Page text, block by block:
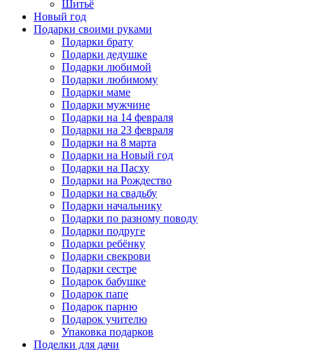
Шитьё
Новый год
Подарки своими руками
Подарки брату
Подарки дедушке
Подарки любимой
Подарки любимому
Подарки маме
Подарки мужчине
Подарки на 14 февраля
Подарки на 23 февраля
Подарки на 8 марта
Подарки на Новый год
Подарки на Пасху
Подарки на Рождество
Подарки на свадьбу
Подарки начальнику
Подарки по разному поводу
Подарки подруге
Подарки ребёнку
Подарки свекрови
Подарки сестре
Подарок бабушке
Подарок папе
Подарок парню
Подарок учителю
Упаковка подарков
Поделки для дачи